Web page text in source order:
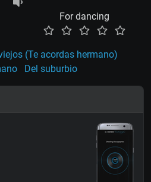
For dancing
(Te acordas hermano)
Del suburbio